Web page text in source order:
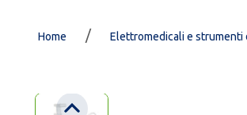
Home / Elettromedicali e strumenti